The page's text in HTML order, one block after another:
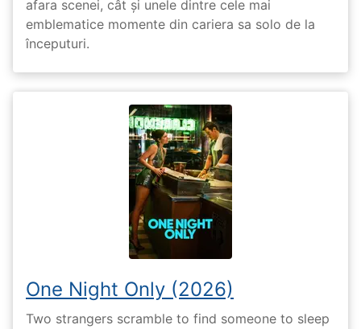
afara scenei, cât și unele dintre cele mai
emblematice momente din cariera sa solo de la
începuturi.
One Night Only (2026)
Two strangers scramble to find someone to sleep